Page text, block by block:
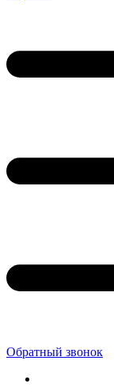
Обратный звонок